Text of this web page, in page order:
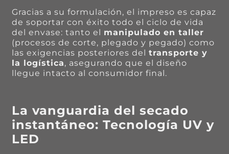
Gracias a su formulación, el impreso es capaz
de soportar con éxito todo el ciclo de vida
del envase: tanto el manipulado en taller
(procesos de corte, plegado y pegado) como
las exigencias posteriores deltransporte y
la logística, asegurando que el diseño
llegue intacto al consumidor final.
La vanguardia del secado
instantáneo: Tecnología UV y
LED